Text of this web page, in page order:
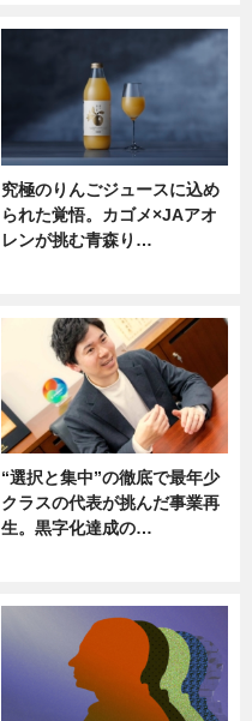
究極のりんごジュースに込め
られた覚悟。カゴメ×JAアオ
レンが挑む青森り…
“選択と集中”の徹底で最年少
クラスの代表が挑んだ事業再
生。黒字化達成の…